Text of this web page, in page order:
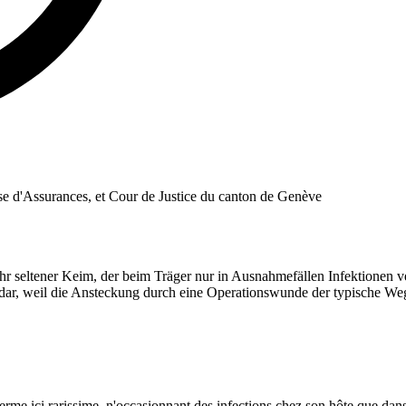
d'Assurances, et Cour de Justice du canton de Genève
seltener Keim, der beim Träger nur in Ausnahmefällen Infektionen
weil die Ansteckung durch eine Operationswunde der typische